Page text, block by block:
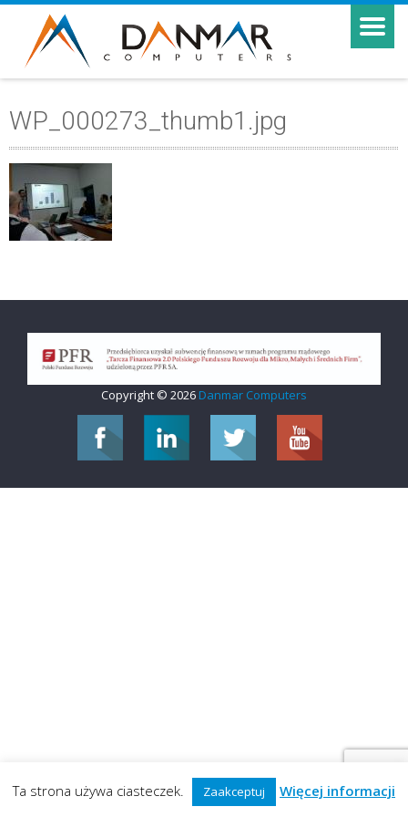
WP_000273_thumb1.jpg
Copyright © 2026 Danmar Computers
Ta strona używa ciasteczek. Zaakceptuj Więcej informacji